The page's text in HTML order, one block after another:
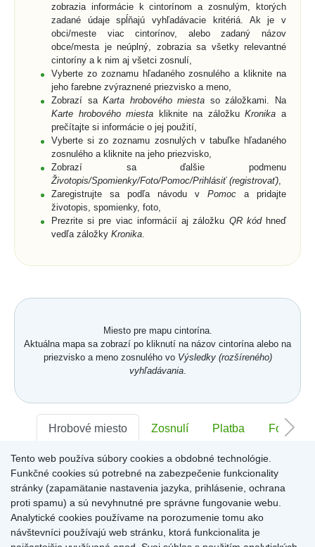
zobrazia informácie k cintorínom a zosnulým, ktorých
zadané údaje spĺňajú vyhľadávacie kritériá. Ak je v
obci/meste viac cintorínov, alebo zadaný názov
obce/mesta je neúplný, zobrazia sa všetky relevantné
cintoríny a k nim aj všetci zosnulí,
Vyberte zo zoznamu hľadaného zosnulého a kliknite na
jeho farebne zvýraznené priezvisko a meno,
Zobrazí saKarta hrobového miesta so záložkami. Na
Karte hrobového miesta kliknite na záložkuKronika a
prečítajte si informácie o jej použití,
Vyberte si zo zoznamu zosnulých v tabuľke hľadaného
zosnulého a kliknite na jeho priezvisko,
Zobrazí sa ďalšie podmenu
Životopis/Spomienky/Foto/Pomoc/Prihlásiť (registrovať)
Zaregistrujte sa podľa návodu v Pomoc a pridajte
životopis, spomienky, foto,
Prezrite si pre viac informácií aj záložku QR kódhneď
vedľa záložky Kronika
Miesto pre mapu cintorína.
Aktuálna mapa sa zobrazí po kliknutí na názov cintorína alebo na
priezvisko a meno zosnulého vo Výsledky (rozšíreného)
vyhľadávania.
Hrobové miesto Zosnulí Platba Foto
Sektor:- Rad:- Číslo:-
Miesto pre informácie o hrobovom mieste
Tento web používa súbory cookies a obdobné technológie.
Funkčné cookies sú potrebné na zabezpečenie funkcionality
stránky (zapamätanie nastavenia jazyka, prihlásenie, ochrana
proti spamu) a sú nevyhnutné pre správne fungovanie webu.
Analytické cookies používame na porozumenie tomu ako
návštevníci používajú web stránku, ktorá funkcionalita je